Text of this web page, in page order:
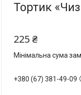
Тортик
225 ₴
Мінімальна сума
+380 (67) 381-49-09